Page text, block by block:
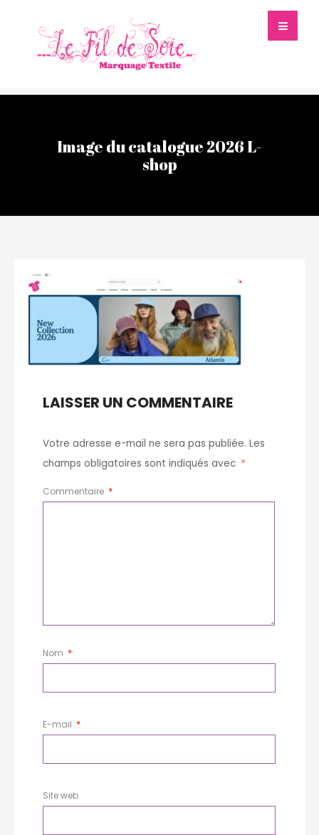
Image du catalogue 2026 L-
shop
LAISSER UN COMMENTAIRE
Votre adresse e-mail ne sera pas publiée. Les
champs obligatoires sont indiqués avec *
Commentaire *
Nom *
E-mail *
Site web